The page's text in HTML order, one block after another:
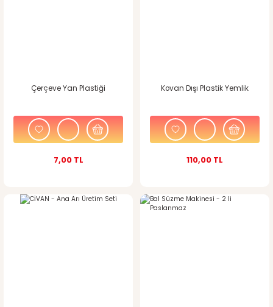
Çerçeve Yan Plastiği
7,00 TL
Kovan Dışı Plastik Yemlik
110,00 TL